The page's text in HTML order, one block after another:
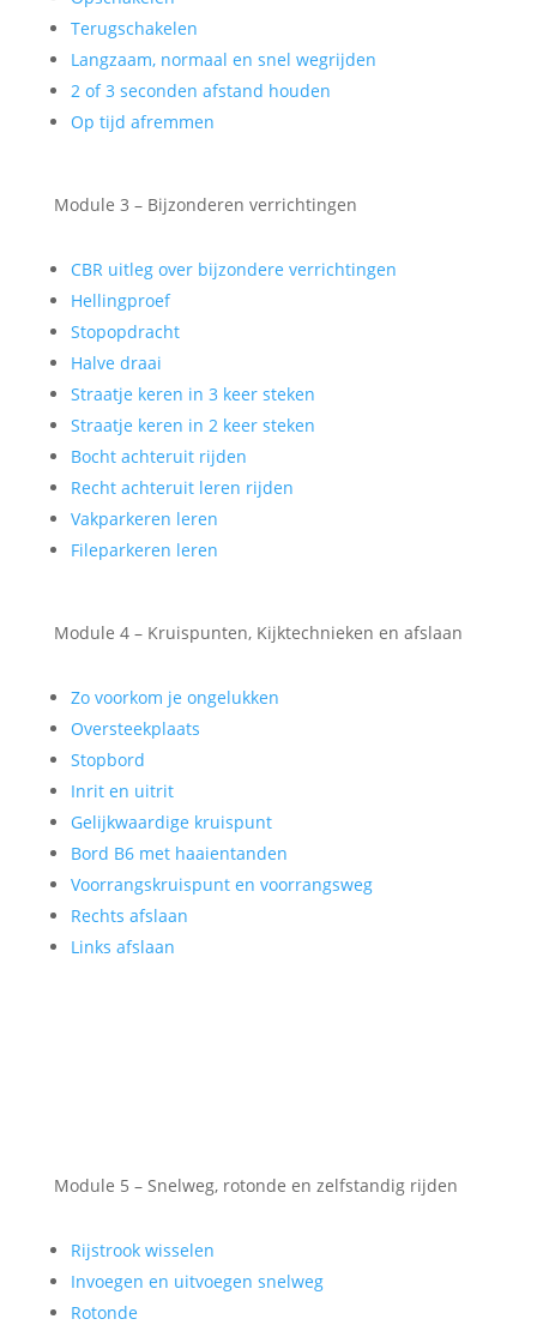
Terugschakelen
Langzaam, normaal en snel wegrijden
2 of 3 seconden afstand houden
Op tijd afremmen
Module 3 – Bijzonderen verrichtingen
CBR uitleg over bijzondere verrichtingen
Hellingproef
Stopopdracht
Halve draai
Straatje keren in 3 keer steken
Straatje keren in 2 keer steken
Bocht achteruit rijden
Recht achteruit leren rijden
Vakparkeren leren
Fileparkeren leren
Module 4 – Kruispunten, Kijktechnieken en afslaan
Zo voorkom je ongelukken
Oversteekplaats
Stopbord
Inrit en uitrit
Gelijkwaardige kruispunt
Bord B6 met haaientanden
Voorrangskruispunt en voorrangsweg
Rechts afslaan
Links afslaan
Module 5 – Snelweg, rotonde en zelfstandig rijden
Rijstrook wisselen
Invoegen en uitvoegen snelweg
Rotonde